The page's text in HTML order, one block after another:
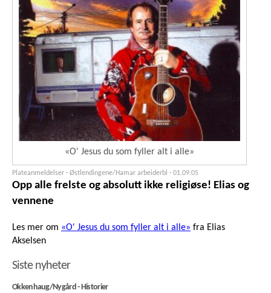
«O' Jesus du som fyller alt i alle»
Plateanmeldelser · Østlendingene/Hamar arbeiderbl · 01.09.05
Opp alle frelste og absolutt ikke religiøse! Elias og
vennene
Les mer om «O' Jesus du som fyller alt i alle» fra Elias
Akselsen
Siste nyheter
Okkenhaug/Nygård - Historier